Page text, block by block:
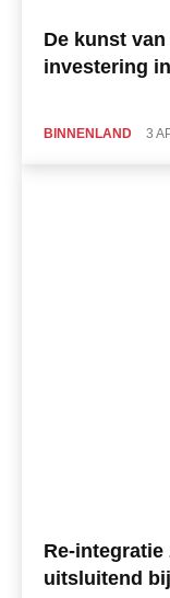
De kunst
investering
BINNENLAND 3
Re-integratie
uitsluitend